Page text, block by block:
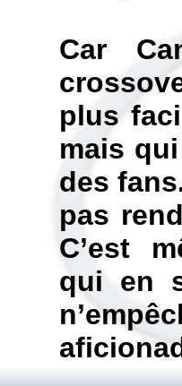
Car
plus
mais
des
pas
C’est
qui en